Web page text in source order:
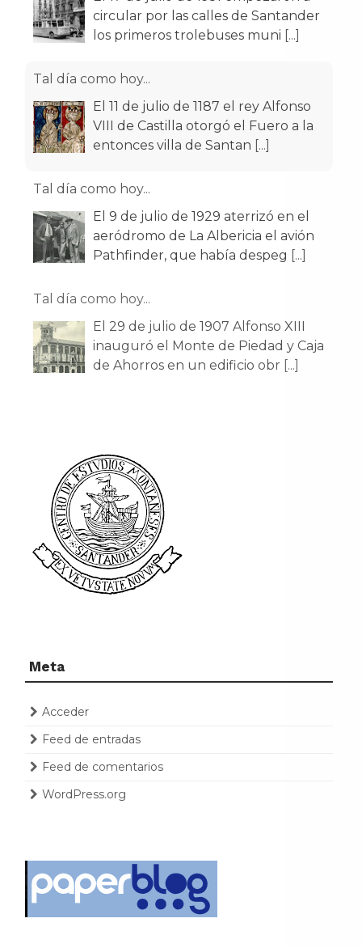
circular por las calles de Santander
los primeros trolebuses muni [...]
Tal día como hoy...
El 11 de julio de 1187 el rey Alfonso
VIII de Castilla otorgó el Fuero a la
entonces villa de Santan [...]
Tal día como hoy...
El 9 de julio de 1929 aterrizó en el
aeródromo de La Albericia el avión
Pathfinder, que había despeg [...]
Tal día como hoy...
El 29 de julio de 1907 Alfonso XIII
inauguró el Monte de Piedad y Caja
de Ahorros en un edificio obr [...]
Meta
Acceder
Feed de entradas
Feed de comentarios
WordPress.org